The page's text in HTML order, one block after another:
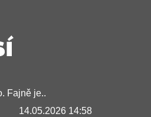
Fajně je..
14.05.2026 14:58